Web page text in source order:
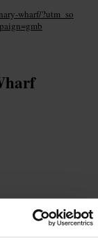
wharf/?utm_so
de